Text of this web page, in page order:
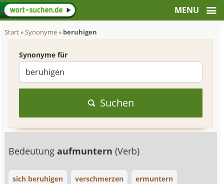
Start»Synonyme» beruhigen
Synonyme für
Suchen
Bedeutungaufmuntern(Verb)
sich beruhigen verschmerzen ermuntern